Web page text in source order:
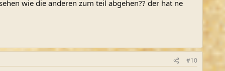
wie die anderen zum teil abgehen?? der hat ne
#10